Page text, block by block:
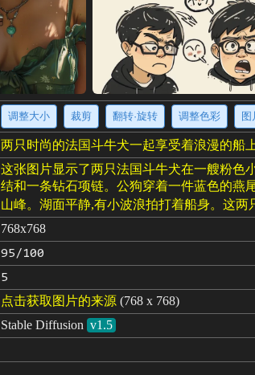
调整大小 裁剪 翻转·旋转 调整色彩 图
两只时尚的法国斗牛犬一起享受着浪漫的船
这张图片显示了两只法国斗牛犬在一艘粉色
结和一条钻石项链。公狗穿着一件蓝色的燕
山峰。湖面平静,有小波浪拍打着船身。这两
768x768
95/100
5
点击获取图片的来源 (768 x 768)
Stable Diffusion v1.5